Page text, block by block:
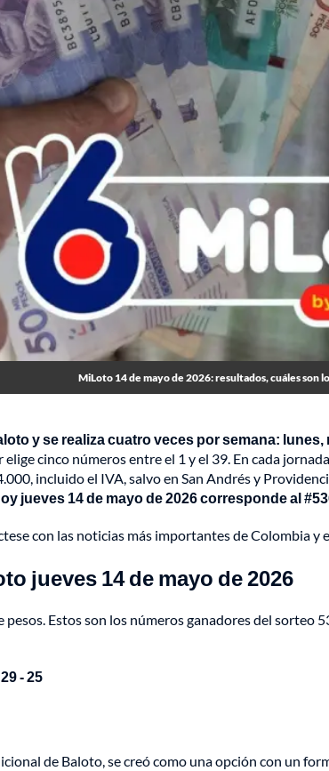
MiLoto 14 de mayo de 2026: resultados, cuáles son
y se realiza cuatro veces por semana:
elige cinco números entre el 1 y el 39. En cada
incluido el IVA, salvo en San Andrés y
jueves 14 de mayo de 2026 corresponde al
con las noticias más importantes de Colombia y
jueves 14 de mayo de 2026
Estos son los números ganadores del sorteo
- 25
de Baloto, se creó como una opción con un